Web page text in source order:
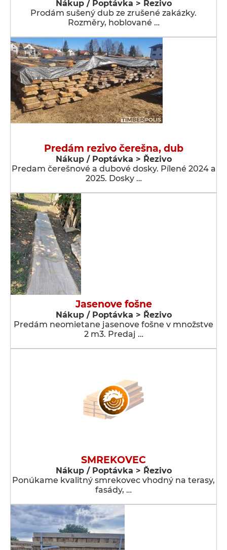
Nákup / Poptávka > Řezivo
Prodám sušený dub ze zrušené zakázky.
Rozměry, hoblované …
Predám rezivo čerešna, dub
Nákup / Poptávka > Řezivo
Predam čerešnové a dubové dosky. Pílené 2024 a
2025. Dosky …
Jasenove fošne
Nákup / Poptávka > Řezivo
Predám neomietane jasenove fošne v množstve
2 m3. Predaj …
SMREKOVEC
Nákup / Poptávka > Řezivo
Ponúkame kvalitný smrekovec vhodný na terasy,
fasády, …